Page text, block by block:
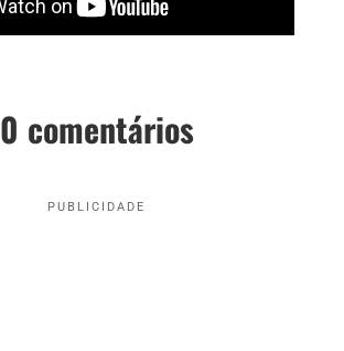
0 comentários
PUBLICIDADE